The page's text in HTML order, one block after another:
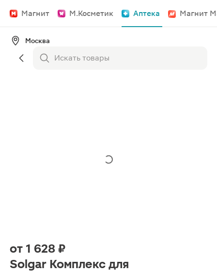
Магнит М.Косметик Аптека Магнит
Москва
от 1 628 ₽
Solgar Комплекс для